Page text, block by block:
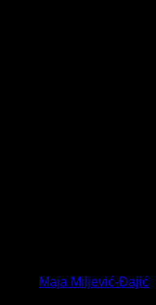
Maja Miljević-Đajić